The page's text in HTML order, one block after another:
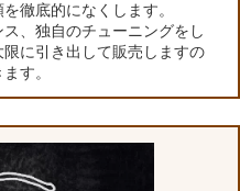
徹底的になくします。
、独自のチューニングをし
に引き出して販売しますの
す。